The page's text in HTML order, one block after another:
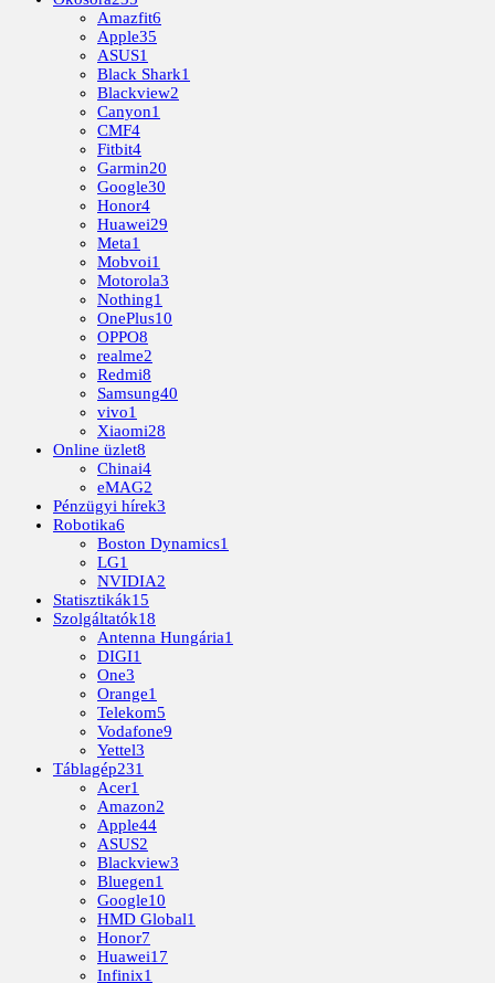
Amazfit6
Apple35
ASUS1
Black Shark1
Blackview2
Canyon1
CMF4
Fitbit4
Garmin20
Google30
Honor4
Huawei29
Meta1
Mobvoi1
Motorola3
Nothing1
OnePlus10
OPPO8
realme2
Redmi8
Samsung40
vivo1
Xiaomi28
Online üzlet8
Chinai4
eMAG2
Pénzügyi hírek3
Robotika6
Boston Dynamics1
LG1
NVIDIA2
Statisztikák15
Szolgáltatók18
Antenna Hungária1
DIGI1
One3
Orange1
Telekom5
Vodafone9
Yettel3
Táblagép231
Acer1
Amazon2
Apple44
ASUS2
Blackview3
Bluegen1
Google10
HMD Global1
Honor7
Huawei17
Infinix1